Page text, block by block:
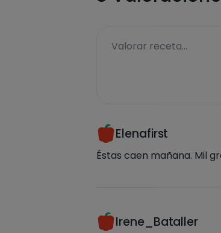
Valorar receta...
Elenafirst
Éstas caen mañana. Mil
Irene_Bataller